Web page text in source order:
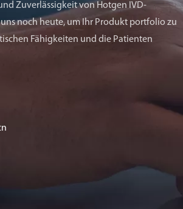
Zuverlässigkeit von Hotgen IVD-
noch heute, um Ihr Produkt portfolio zu
Fähigkeiten und die Patienten